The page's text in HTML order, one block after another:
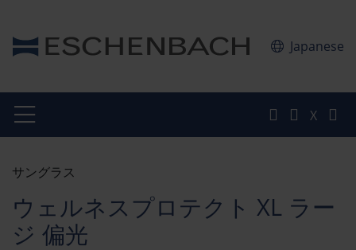
Japanese
X
サングラス
ウェルネスプロテクト XL ラー
ジ 偏光